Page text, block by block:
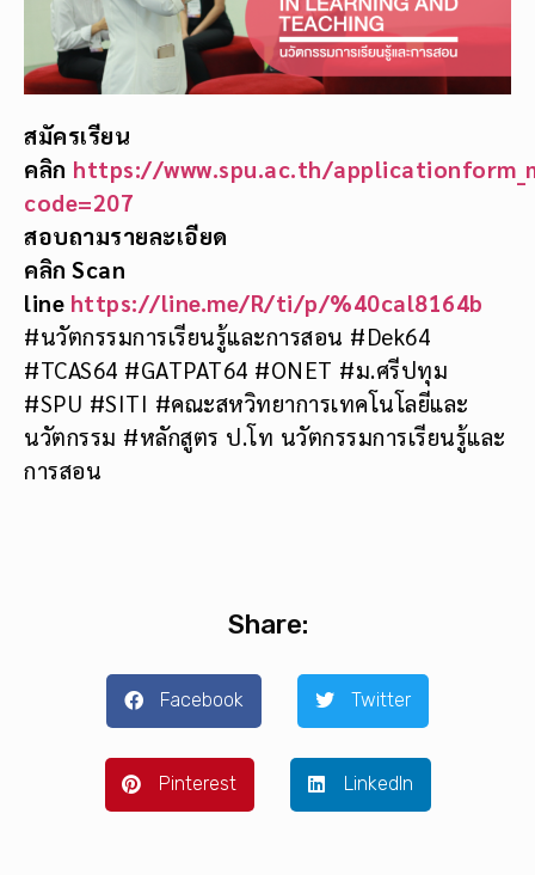
สมัครเรียน
คลิก https://www.spu.ac.th/
code=207
สอบถามรายละเอียด
คลิก Scan
line https://line.me/R/ti/p/%40cal8164b
#นวัตกรรมการเรียนรู้และการสอน #Dek64
#TCAS64 #GATPAT64 #ONET #ม.ศรีปทุม
#SPU #SITI #คณะสหวิทยาการเทคโนโลยีและ
นวัตกรรม #หลักสูตร ป.โท นวัตกรรมการเรียนรู้และ
การสอน
Share:
Facebook Twitter
Pinterest LinkedIn